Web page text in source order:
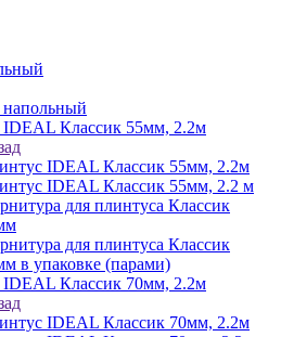
Классик 55мм, 2.2м
IDEAL Классик 55мм, 2.2м
IDEAL Классик 55мм, 2.2 м
для плинтуса Классик
для плинтуса Классик
в упаковке (парами)
Классик 70мм, 2.2м
IDEAL Классик 70мм, 2.2м